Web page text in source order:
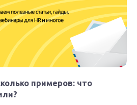
примеров: что